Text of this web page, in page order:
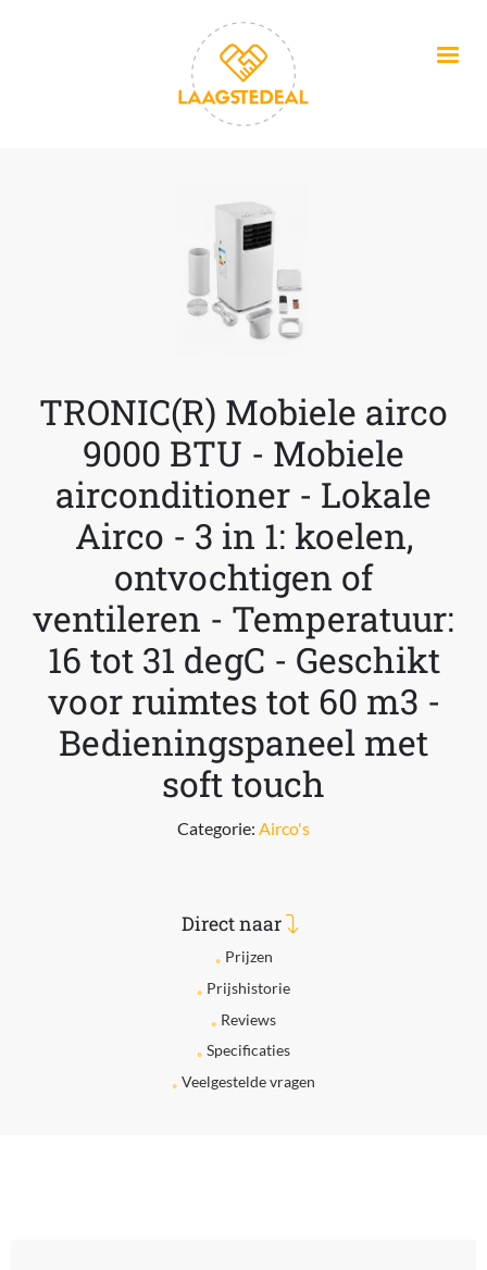
TRONIC(R) Mobiele airco
9000 BTU - Mobiele
airconditioner - Lokale
Airco - 3 in 1: koelen,
ontvochtigen of
ventileren - Temperatuur:
16 tot 31 degC - Geschikt
voor ruimtes tot 60 m3 -
Bedieningspaneel met
soft touch
Categorie: Airco's
Direct naar
Prijzen
Prijshistorie
Reviews
Specificaties
Veelgestelde vragen